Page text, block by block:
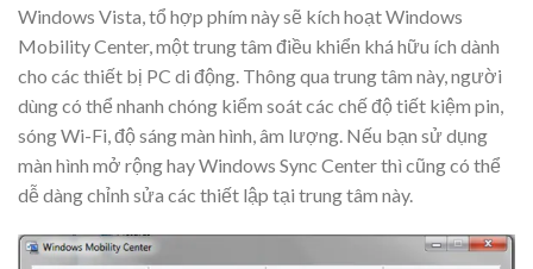
Windows Vista, tổ hợp phím này sẽ kích hoạt Windows
Mobility Center, một trung tâm điều khiển khá hữu ích dành
cho các thiết bị PC di động. Thông qua trung tâm này, người
dùng có thể nhanh chóng kiểm soát các chế độ tiết kiệm pin,
sóng Wi-Fi, độ sáng màn hình, âm lượng. Nếu bạn sử dụng
màn hình mở rộng hay Windows Sync Center thì cũng có thể
dễ dàng chỉnh sửa các thiết lập tại trung tâm này.